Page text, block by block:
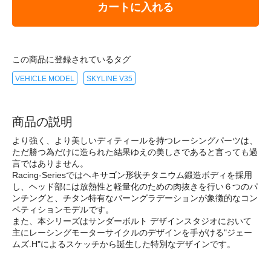
カートに入れる
この商品に登録されているタグ
VEHICLE MODEL SKYLINE V35
商品の説明
より強く、より美しいディティールを持つレーシングパーツは、
ただ勝つ為だけに造られた結果ゆえの美しさであると言っても過
言ではありません。
Racing-Seriesではヘキサゴン形状チタニウム鍛造ボディを採用
し、ヘッド部には放熱性と軽量化のための肉抜きを行い６つのパ
ンチングと、チタン特有なバーングラデーションが象徴的なコン
ペティションモデルです。
また、本シリーズはサンダーボルト デザインスタジオにおいて
主にレーシングモーターサイクルのデザインを手がける"ジェー
ムズ.H"によるスケッチから誕生した特別なデザインです。